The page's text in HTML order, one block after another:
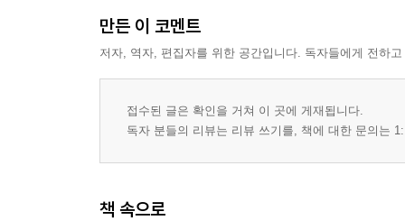
만든 이 코멘트
저자, 역자, 편집자를 위한 공간입니다. 독자들에게 전하
접수된 글은 확인을 거쳐 이 곳에 게재됩니다.
독자 분들의 리뷰는 리뷰 쓰기를, 책에 대한 문의는
책 속으로